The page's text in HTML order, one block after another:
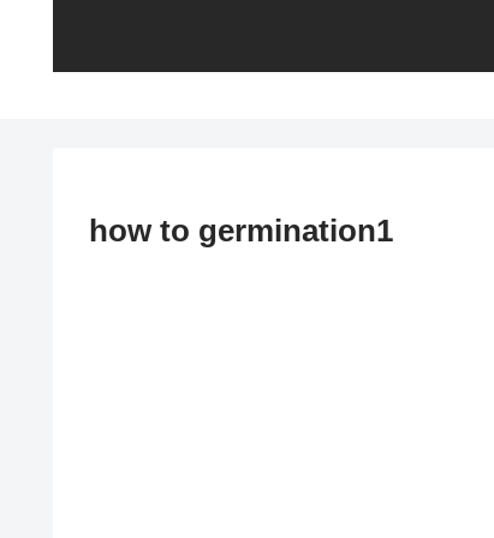
how to germination1